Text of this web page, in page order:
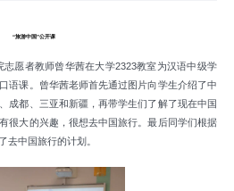
“旅游中国”公开课
志愿者教师曾华茜在大学2323教室为汉语中级学
语课
曾华茜老师首先通过图片向学生介绍了中
成都 三亚和新疆 ，再带学生们了解了现在中国
很大的兴趣 ， 很想去中国旅行 。最后同学们根据
去中国旅行的计划